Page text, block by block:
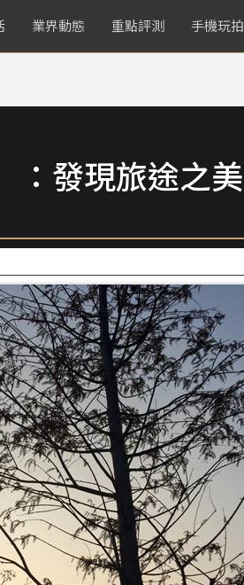
業界動態 重點評測 手機玩拍
：發現旅途之美